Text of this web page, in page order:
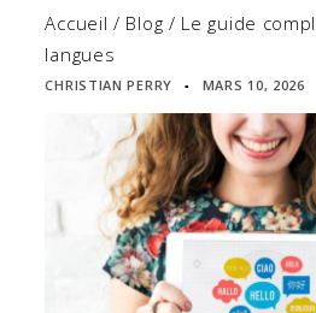
Accueil / Blog / Le guide
langues
CHRISTIAN PERRY ▪ MARS 10, 2026